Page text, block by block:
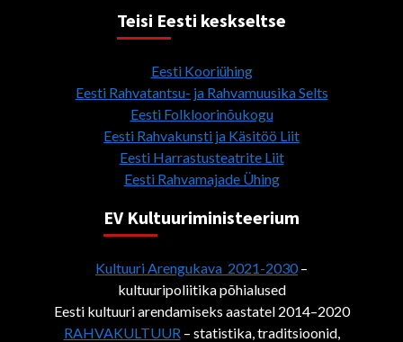
Teisi Eesti keskseltse
Eesti Kooriühing
Eesti Rahvatantsu- ja Rahvamuusika Selts
Eesti Folkloorinõukogu
Eesti Rahvakunsti ja Käsitöö Liit
Eesti Harrastusteatrite Liit
Eesti Rahvamajade Ühing
EV Kultuuriministeerium
Kultuuri Arengukava 2021-2030–
kultuuripoliitika põhialused
Eesti kultuuri arendamiseks aastatel 2014–2020
RAHVAKULTUUR– statistika, traditsioonid,